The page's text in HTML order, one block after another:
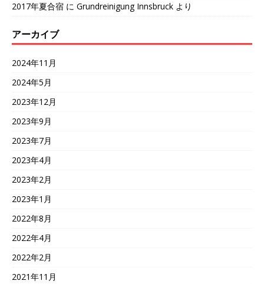
2017年夏合宿 に Grundreinigung Innsbruck より
アーカイブ
2024年11月
2024年5月
2023年12月
2023年9月
2023年7月
2023年4月
2023年2月
2023年1月
2022年8月
2022年4月
2022年2月
2021年11月